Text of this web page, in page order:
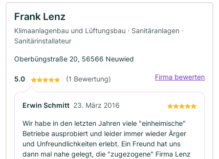
Frank Lenz
Klimaanlagenbau und Lüftungsbau · Sanitäranlagen ·
Sanitärinstallateur
Oberbüngstraße 20, 56566 Neuwied
5.0 (1 Bewertung) Firma bewerten
Erwin Schmitt 23. März 2016
Wir habe in den letzten Jahren viele "einheimische"
Betriebe ausprobiert und leider immer wieder Ärger
und Unfreundlichkeiten erlebt. Ein Freund hat uns
dann mal nahe gelegt, die "zugezogene" Firma Lenz